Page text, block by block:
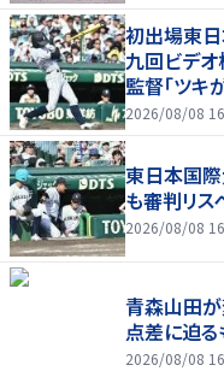
初出場東
九回ビデ
監督「ツキ
2026/08/08
東日本国
も審判リス
2026/08/08
青森山田
点差に迫
2026/08/08